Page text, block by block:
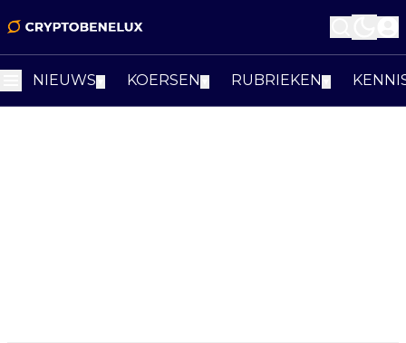
NIEUWS KOERSEN RUBRIEKEN